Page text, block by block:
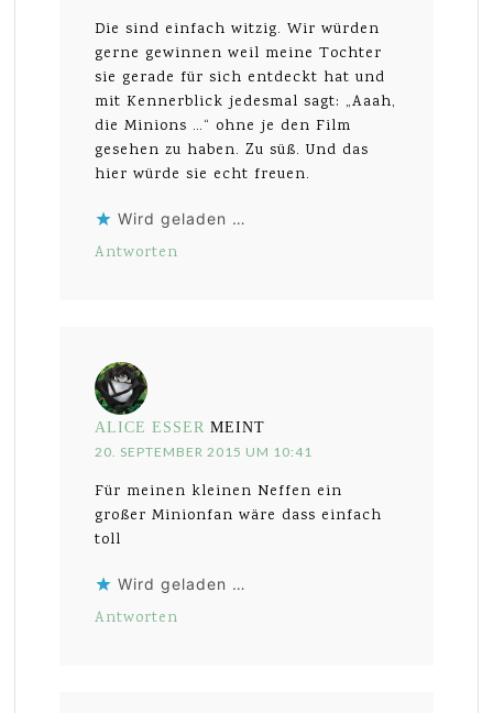
Die sind einfach witzig. Wir würden
gerne gewinnen weil meine Tochter
sie gerade für sich entdeckt hat und
mit Kennerblick jedesmal sagt: „Aaah,
die Minions …“ ohne je den Film
gesehen zu haben. Zu süß. Und das
hier würde sie echt freuen.
Wird geladen …
Antworten
ALICE ESSER MEINT
20. SEPTEMBER 2015 UM 10:41
Für meinen kleinen Neffen ein
großer Minionfan wäre dass einfach
toll
Wird geladen …
Antworten